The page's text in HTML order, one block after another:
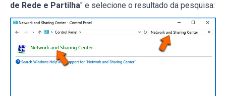
de Rede e Partilha" e selecione o resultado da pesquisa: